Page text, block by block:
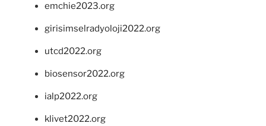
emchie2023.org
girisimselradyoloji2022.org
utcd2022.org
biosensor2022.org
ialp2022.org
klivet2022.org